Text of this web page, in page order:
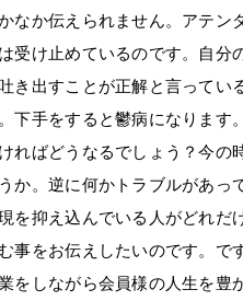
なか伝えられません。アテン
受け止めているのです。自
き出すことが正解と言って
下手をすると鬱病になりま
ればどうなるでしょう？今
か。逆に何かトラブルがあ
を抑え込んでいる人がどれ
事をお伝えしたいのです。
をしながら会員様の人生を